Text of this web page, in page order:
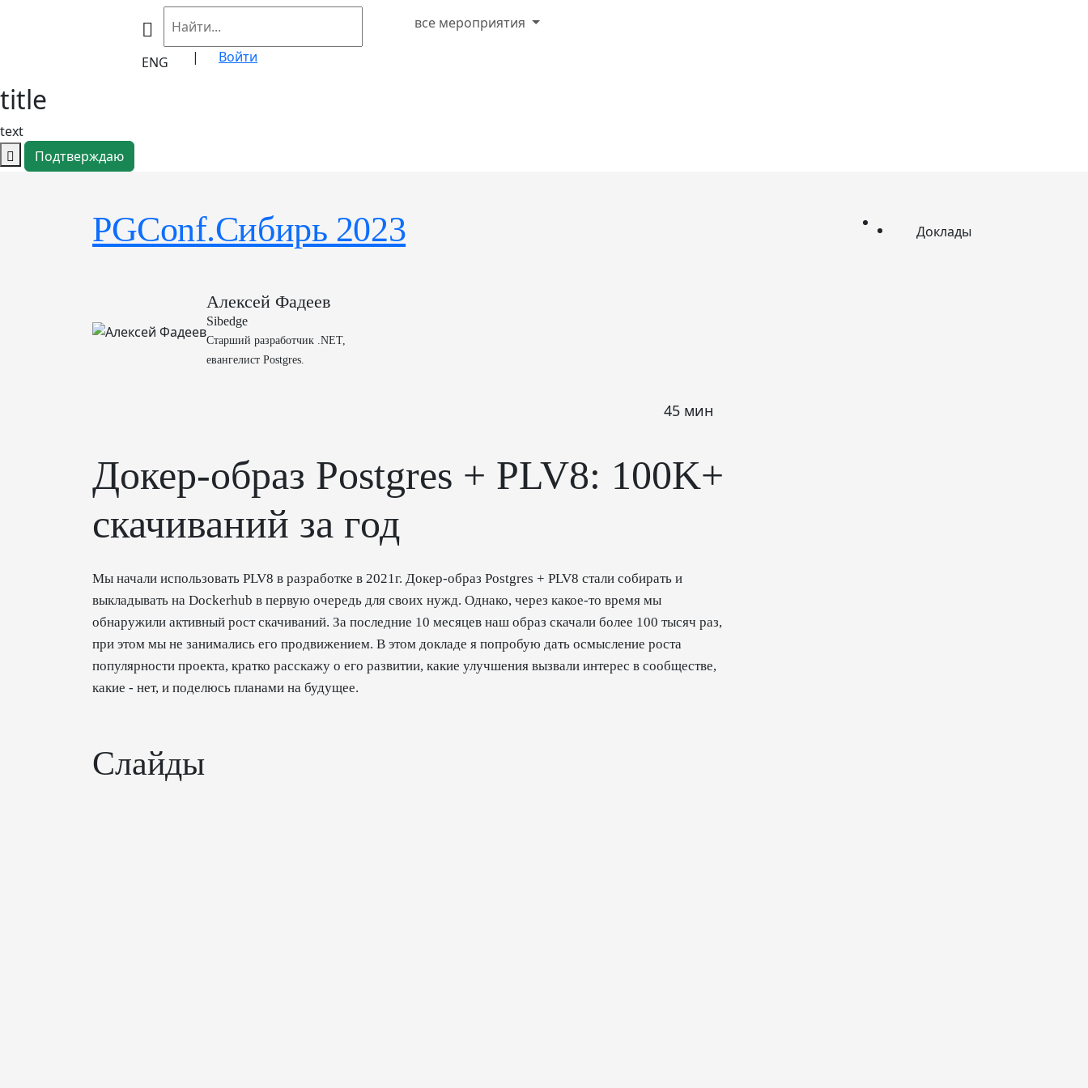
все мероприятия
ENG | Войти
title
text
Подтверждаю
PGConf.Сибирь 2023 Доклады
Алексей Фадеев
Sibedge
Старший разработчик .NET,
евангелист Postgres.
45 мин
Докер-образ Postgres + PLV8: 100K+
скачиваний за год
Мы начали использовать PLV8 в разработке в 2021г. Докер-образ Postgres + PLV8 стали собирать и
выкладывать на Dockerhub в первую очередь для своих нужд. Однако, через какое-то время мы
обнаружили активный рост скачиваний. За последние 10 месяцев наш образ скачали более 100 тысяч раз,
при этом мы не занимались его продвижением. В этом докладе я попробую дать осмысление роста
популярности проекта, кратко расскажу о его развитии, какие улучшения вызвали интерес в сообществе,
какие - нет, и поделюсь планами на будущее.
Слайды